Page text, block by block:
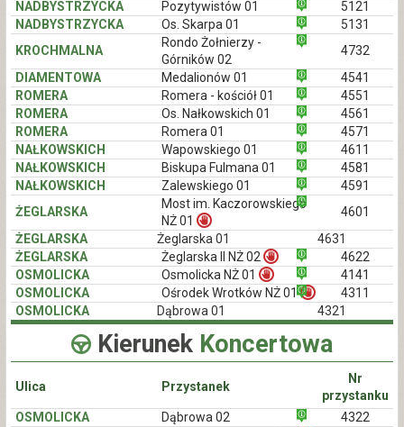
NADBYSTRZYCKA
Pozytywistów 01
5121
NADBYSTRZYCKA
Os. Skarpa 01
5131
KROCHMALNA
Rondo Żołnierzy -
Górników 02
4732
DIAMENTOWA
Medalionów 01
4541
ROMERA
Romera - kościół 01
4551
ROMERA
Os. Nałkowskich 01
4561
ROMERA
Romera 01
4571
NAŁKOWSKICH
Wapowskiego 01
4611
NAŁKOWSKICH
Biskupa Fulmana 01
4581
NAŁKOWSKICH
Zalewskiego 01
4591
ŻEGLARSKA
Most im. Kaczorowskiego
NŻ 01
4601
ŻEGLARSKA
Żeglarska 01
4631
ŻEGLARSKA
Żeglarska II NŻ 02
4622
OSMOLICKA
Osmolicka NŻ 01
4141
OSMOLICKA
Ośrodek Wrotków NŻ 01
4311
OSMOLICKA
Dąbrowa 01 4321
Kierunek Koncertowa
Ulica Przystanek
Nr
przystanku
OSMOLICKA
Dąbrowa 02
4322